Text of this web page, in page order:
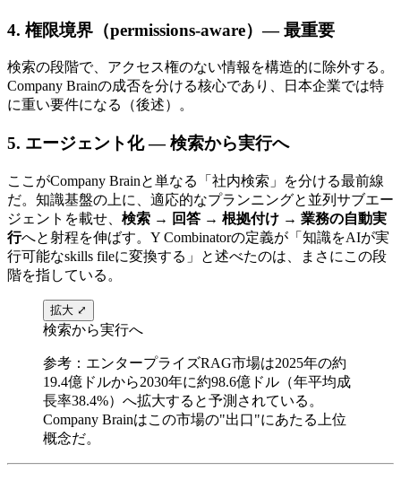
4. 権限境界​（permissions-aware）​​— 最重要
検索の​段階で、​アクセス権の​ない​情報を​構造的に​除外する。​
Company Brainの​成否を​分ける​核心であり、​日本企業では​特
に​重い​要件に​なる​（後述）。
5. エージェント化 — 検索から​​実行へ
ここが​Company Brainと​単なる​「社内検索」を​分ける​最前線
だ。​知識基盤の​上に、​適応的な​プランニングと​並列サブエー
ジェントを​載せ、 検索 → 回答 → 根拠付け → 業務の自動実
行へと​射程を​伸ばす。​Y Combinatorの​定義が​「知識を​AIが​実
行可能な​skills fileに​変換する」と​述べたのは、​まさに​この​段
階を​指している。
拡大 ⤢
検索から実行へ
参考：エンタープライズRAG市場は​2025年の​約
19.4億ドルから​2030年に​約98.6億ドル​（年平均成
長率38.4%）​へ​拡大すると​予測されている。​
Company Brainは​この​市場の​"出口"に​あたる​上位
概念だ。